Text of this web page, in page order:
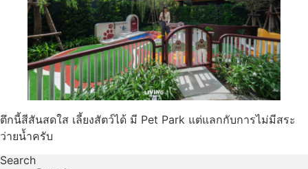
ตึกนี้สีสันสดใส เลี้ยงสัตว์ได้ มี Pet Park แต่แลกกับการไม่มีสระ
ว่ายน้ำครับ
Search